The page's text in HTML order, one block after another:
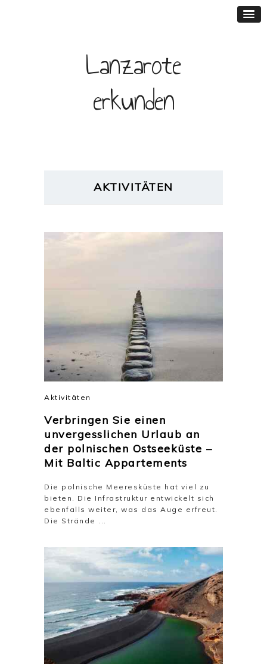
Lanzarote
erkunden
AKTIVITÄTEN
Aktivitäten
Verbringen Sie einen
unvergesslichen Urlaub an
der polnischen Ostseeküste –
Mit Baltic Appartements
Die polnische Meeresküste hat viel zu
bieten. Die Infrastruktur entwickelt sich
ebenfalls weiter, was das Auge erfreut.
Die Strände ...